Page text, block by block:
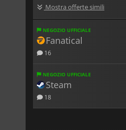
Mostra offerte simili
NEGOZIO UFFICIALE
Fanatical
16
NEGOZIO UFFICIALE
Steam
18